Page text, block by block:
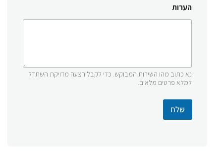
הערות
נא כתוב מהו השירות המבוקש. כדי לקבל הצעה מדויקת השתדל
למלא פרטים מלאים.
שלח